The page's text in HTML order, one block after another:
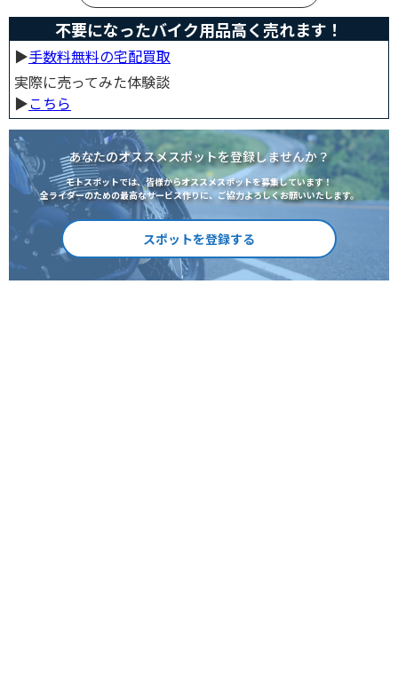
不要になったバイク用品高く売れます！
▶︎手数料無料の宅配買取
実際に売ってみた体験談
▶︎こちら
あなたのオススメスポットを登録しませんか？
モトスポットでは、皆様からオススメスポットを募集しています！
全ライダーのための最高なサービス作りに、ご協力よろしくお願いいたします。
スポットを登録する